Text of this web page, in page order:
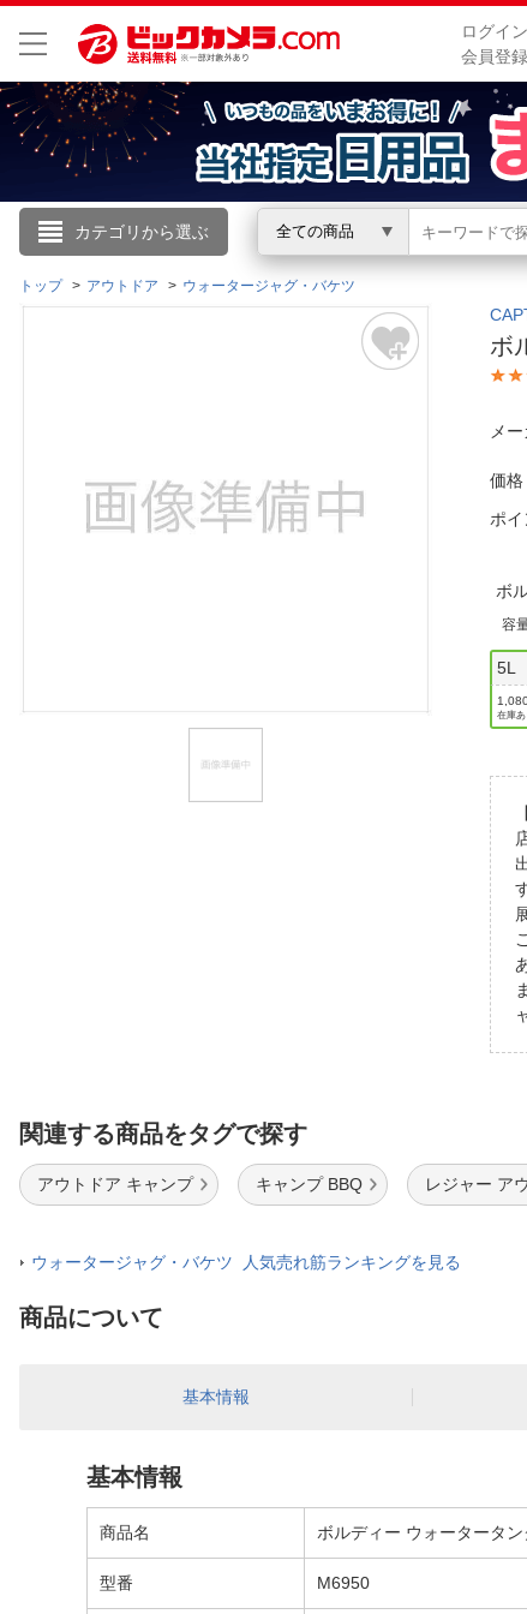
ログイン
会員登
カテゴリから選ぶ 全ての商品
こんにちは
ログイン
閲覧履歴
トップ アウトドア ウォータージャグ・バケツ
ボ
メ
価格
ポイ
ボ
容
5L
在庫あ
関連する商品をタグで探す
アウトドア キャンプ キャンプ BBQ レジャー ア
ウォータージャグ・バケツ 人気売れ筋ランキングを見る
商品について
基本情報
基本情報
商品名 ボルディー ウォータータ
型番 M6950